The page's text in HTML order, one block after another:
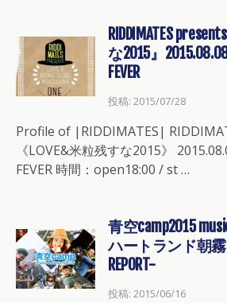
RIDDIMATES
な2015』
FEVER
投稿: 2015/07/28
Profile of |RIDDIMATES|
《LOVE&米粒残すな2015》
FEVER 時間：open18:00 / st …
青空camp2015
ハートランド朝
REPORT-
投稿: 2015/06/16